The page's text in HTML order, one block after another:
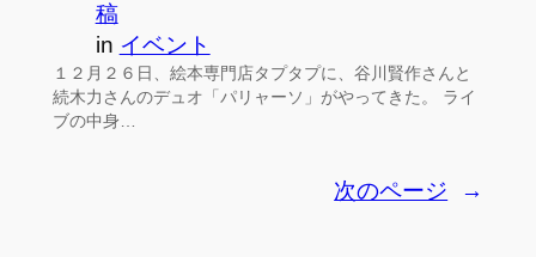
稿
in イベント
１２月２６日、絵本専門店タプタプに、谷川賢作さんと
続木力さんのデュオ「パリャーソ」がやってきた。 ライ
ブの中身…
次のページ →